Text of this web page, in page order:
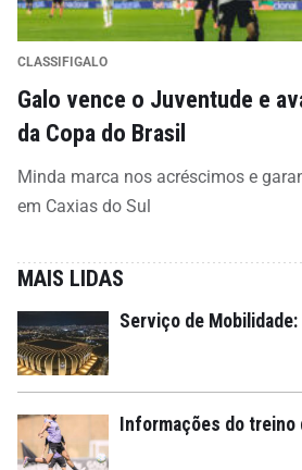
CLASSIFIGALO
Galo vence o Juventude e
da Copa do Brasil
Minda marca nos acréscimos e
em Caxias do Sul
MAIS LIDAS
Serviço de
Informações do treino